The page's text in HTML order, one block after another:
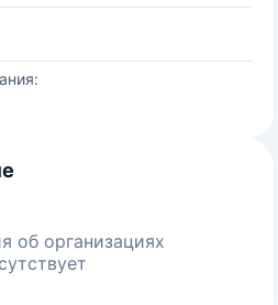
об организациях